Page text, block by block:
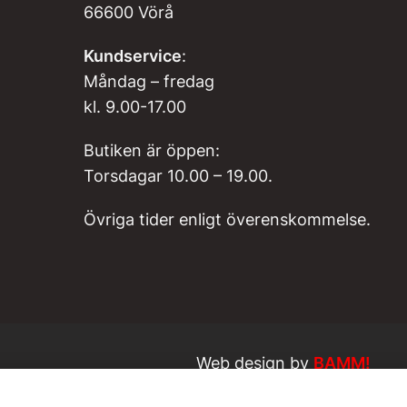
66600 Vörå
Kundservice:
Måndag – fredag
kl. 9.00-17.00
Butiken är öppen:
Torsdagar 10.00 – 19.00.
Övriga tider enligt överenskommelse.
Web design by BAMM!